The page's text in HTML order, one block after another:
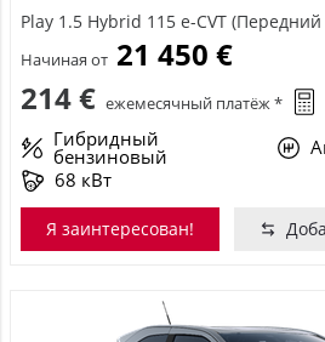
Play 1.5 Hybrid 115 e-CVT
Начиная от 21 450 €
214 € ежемесячный платёж *
Гибридный
бензиновый
68 кВт
Я заинтересован!